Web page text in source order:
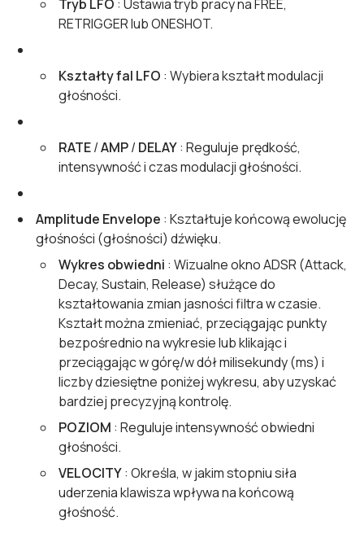
Tryb LFO : Ustawia tryb pracy na FREE,
RETRIGGER lub ONESHOT.
Kształty fal LFO : Wybiera kształt modulacji
głośności.
RATE/AMP/ DELAY: Reguluje prędkość,
intensywność i czas modulacji głośności.
Amplitude Envelope : Kształtuje końcową ewolucję
głośności (głośności) dźwięku.
Wykres obwiedni : Wizualne okno ADSR (Attack,
Decay, Sustain, Release) służące do
kształtowania zmian jasności filtra w czasie.
Kształt można zmieniać, przeciągając punkty
bezpośrednio na wykresie lub klikając i
przeciągając w górę/w dół milisekundy (ms) i
liczby dziesiętne poniżej wykresu, aby uzyskać
bardziej precyzyjną kontrolę.
POZIOM : Reguluje intensywność obwiedni
głośności.
VELOCITY: Określa, w jakim stopniu siła
uderzenia klawisza wpływa na końcową
głośność.